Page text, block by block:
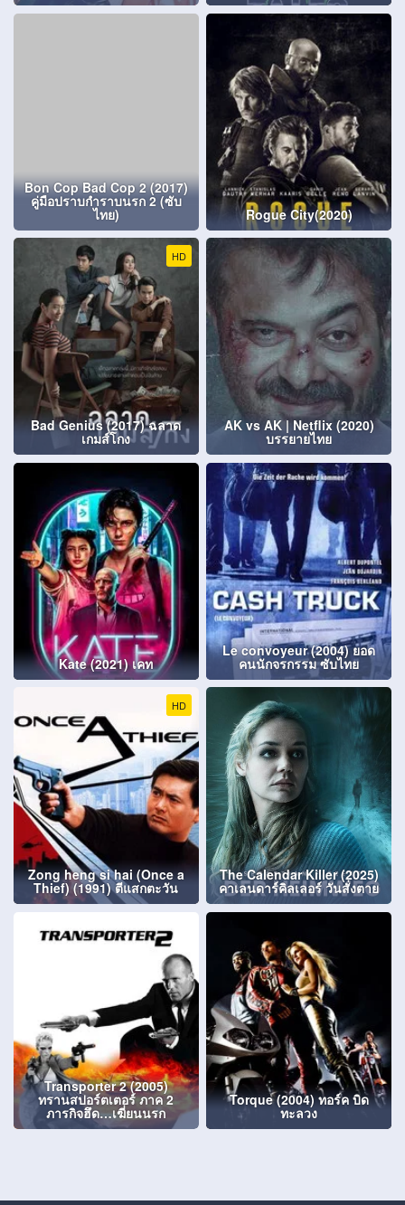
Bon Cop Bad Cop 2 (2017)
คู่มือปราบกำราบนรก 2 (ซับ
ไทย) Rogue City(2020)
HD
Bad Genius (2017) ฉลาด
เกมส์โกง
AK vs AK | Netflix (2020)
บรรยายไทย
Kate (2021) เคท
Le convoyeur (2004) ยอด
คนนักจรกรรม ซับไทย
HD
Zong heng si hai (Once a
Thief) (1991) ตีแสกตะวัน
The Calendar Killer (2025)
คาเลนดาร์คิลเลอร์ วันสั่งตาย
Transporter 2 (2005)
ทรานสปอร์ตเตอร์ ภาค 2
ภารกิจฮึด…เฆี่ยนนรก
Torque (2004) ทอร์ค บิด
ทะลวง